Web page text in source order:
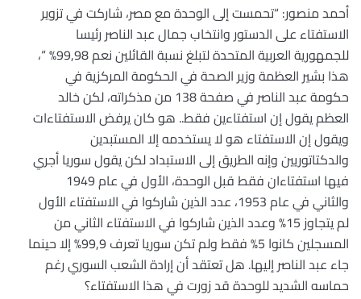
أحمد منصور: “تحمست إلى الوحدة مع مصر، شاركت في تزوير
الاستفتاء على الدستور وانتخاب جمال عبد الناصر رئيسا
للجمهورية العربية المتحدة لتبلغ نسبة القائلين نعم 99,98% “،
هذا بشير العظمة وزير الصحة في الحكومة المركزية في
حكومة عبد الناصر في صفحة 138 من مذكراته، لكن خالد
العظم يقول إن استفتاءين فقط.. هو كان يرفض الاستفتاءات
ويقول إن الاستفتاء هو لا يستخدمه إلا المستبدين
والدكتاتوريين وإنه الطريق إلى الاستبداد لكن يقول سوريا أجري
فيها استفتاءان فقط قبل الوحدة، الأول في عام 1949
والثاني في عام 1953، عدد الذين شاركوا في الاستفتاء الأول
لم يتجاوز 15% وعدد الذين شاركوا في الاستفتاء الثاني من
المسجلين كانوا 5% فقط ولم تكن سوريا تعرف 99,9% إلا حينما
جاء عبد الناصر إليها. هل تعتقد أن إرادة الشعب السوري رغم
حماسه الشديد للوحدة قد زورت في هذا الاستفتاء؟